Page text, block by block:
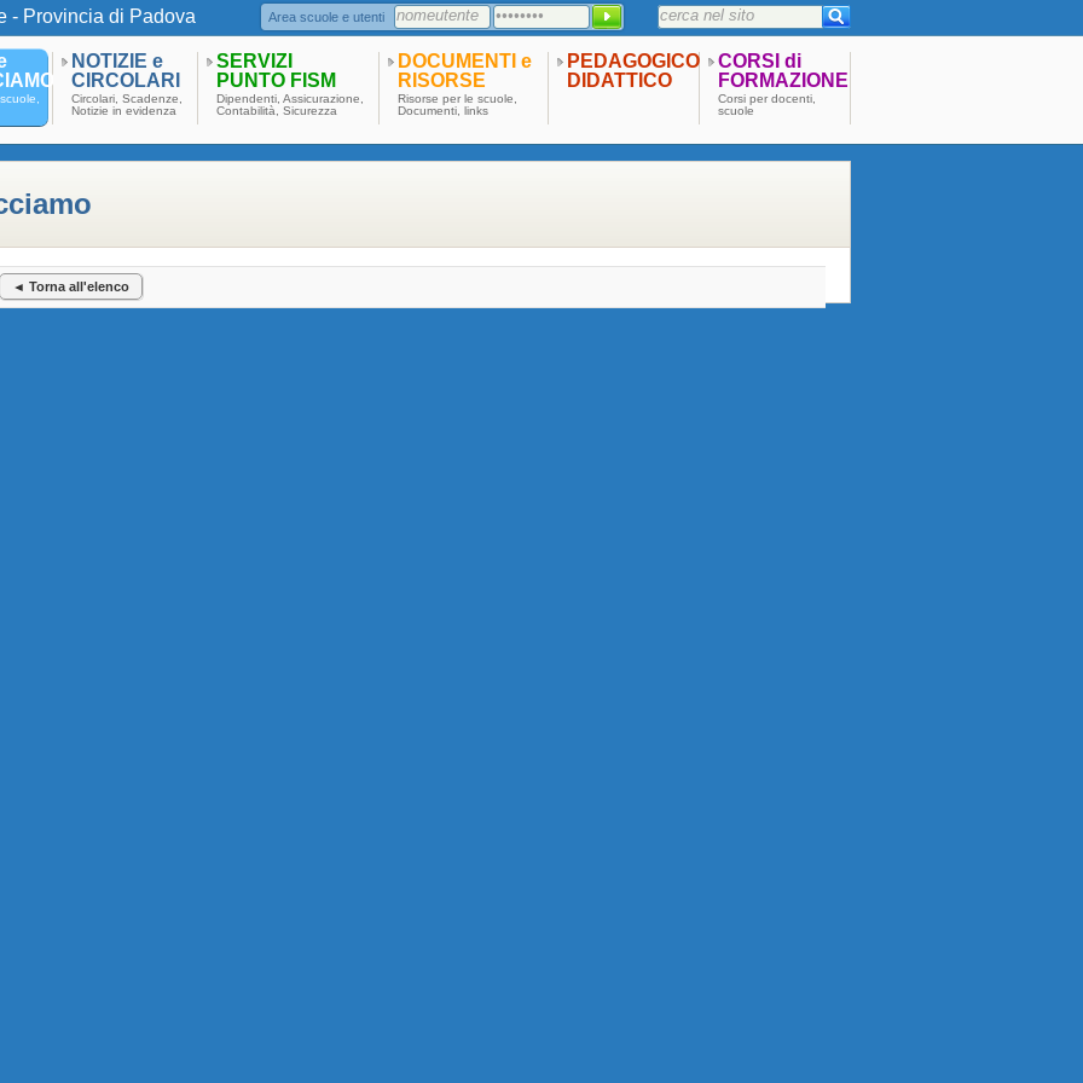
- Provincia di Padova Area scuole e utenti
NOTIZIE e
CIRCOLARI
Circolari, Scadenze,
Notizie in evidenza
SERVIZI
PUNTO FISM
Dipendenti, Assicurazione,
Contabilità, Sicurezza
DOCUMENTI e
RISORSE
Risorse per le scuole,
Documenti, links
PEDAGOGICO
DIDATTICO
CORSI di
FORMAZIONE
Corsi per docenti,
scuole
◄ Torna all'elenco